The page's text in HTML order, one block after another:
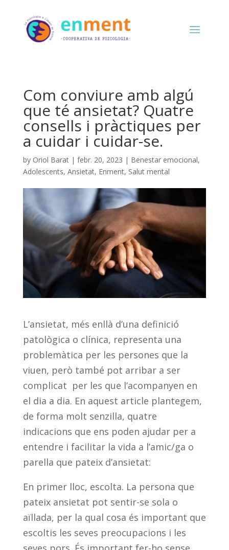
Com conviure amb algú
que té ansietat? Quatre
consells i pràctiques per
a cuidar i cuidar-se.
by Oriol Barat| febr. 20, 2023 | Benestar emocional,
Adolescents, Ansietat, Enment, Salut mental
L’ansietat, més enllà d’una definició
patològica o clínica, representa una
problemàtica per les persones que la
viuen, però també pot arribar a ser
complicat per les que l’acompanyen en
el dia a dia. En aquest article plantegem,
de forma molt senzilla, quatre
indicacions que ens poden ajudar per a
entendre i facilitar la vida a l’amic/ga o
parella que pateix d’ansietat:
En primer lloc, escolta. La persona que
pateix ansietat pot sentir-se sola o
aïllada, per la qual cosa és important que
escoltis les seves preocupacions i les